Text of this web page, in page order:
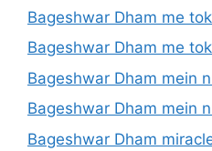
Bageshwar Dham me
Bageshwar Dham me
Bageshwar Dham mein
Bageshwar Dham mein
Bageshwar Dham